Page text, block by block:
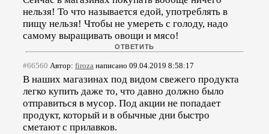
нельзя! То что называется едой, употреблять в
пищу нельзя! Чтобы не умереть с голоду, надо
самому выращивать овощи и мясо!
#66560 Автор: firoza написано 09.04.2019 8:58:17
В наших магазинах под видом свежего продукта
легко купить даже то, что давно должно было
отправиться в мусор. Под акции не попадает
продукт, который и в обычные дни быстро
сметают с прилавков.